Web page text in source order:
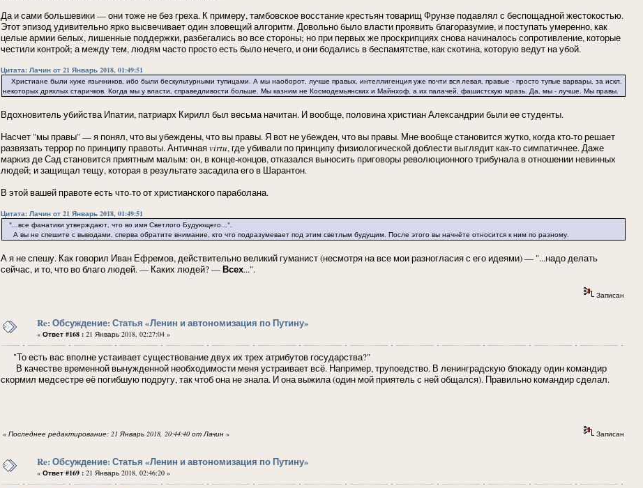
Да и сами большевики — они тоже не без греха. К примеру, тамбовское восстание крестьян товарищ Фрунзе подавлял с беспощадной жестокостью.
Этот эпизод удивительно ярко высвечивает один зловещий алгоритм. Довольно было власти проявить благоразумие, и поступать умеренно, как
целые армии белых, лишенные поддержки, разбегались во все стороны; но при первых же проскрипциях снова начиналось сопротивление, которые
честили контрой; а между тем, людям часто просто есть было нечего, и они бодались в беспамятстве, как скотина, которую ведут на убой.
Цитата: Лачин от 21 Январь 2018, 01:49:51
Христиане были хуже язычников, ибо были бескультурными тупицами. А мы наоборот, лучше правых, интеллигенция уже почти вся левая, правые - просто тупые варвары, за искл.
некоторых дряхлых старичков. Когда мы у власти, справедливости больше. Мы казним не Космодемьянских и Майнхоф, а их палачей, фашистскую мразь. Да, мы - лучше. Мы правы.
Вдохновитель убийства Ипатии, патриарх Кирилл был весьма начитан. И вообще, половина христиан Александрии были ее студенты.
Насчет "мы правы" — я понял, что вы убеждены, что вы правы. Я вот не убежден, что вы правы. Мне вообще становится жутко, когда кто-то решает
развязать террор по принципу правоты. Античнаяvirtu, где убивали по принципу физиологической доблести выглядит как-то симпатичнее. Даже
маркиз де Сад становится приятным малым: он, в конце-концов, отказался выносить приговоры революционного трибунала в отношении невинных
людей; и защищал тещу, которая в результате засадила его в Шарантон.
В этой вашей правоте есть что-то от христианского параболана.
Цитата: Лачин от 21 Январь 2018, 01:49:51
"...все фанатики утверждают, что во имя Светлого Будующего...".
А вы не спешите с выводами, сперва обратите внимание, кто что подразумевает под этим светлым будущим. После этого вы начнёте относится к ним по разному.
А я не спешу. Как говорил Иван Ефремов, действительно великий гуманист (несмотря на все мои разногласия с его идеями) — "...надо делать
сейчас, и то, что во благо людей. — Каких людей? —Всех...".
Записан
Re: Обсуждение: Статья «Ленин и автономизация по Путину»
« Ответ #168 : 21 Январь 2018, 02:27:04 »
"То есть вас вполне устаивает существование двух их трех атрибутов государства?"
В качестве временной вынужденной необходимости меня устраивает всё. Например, трупоедство. В ленинградскую блокаду один командир
скормил медсестре её погибшую подругу, так чтоб она не знала. И она выжила (один мой приятель с ней общался). Правильно командир сделал.
« Последнее редактирование: 21 Январь 2018, 20:44:40 от Лачин » Записан
Re: Обсуждение: Статья «Ленин и автономизация по Путину»
« Ответ #169 : 21 Январь 2018, 02:46:20 »